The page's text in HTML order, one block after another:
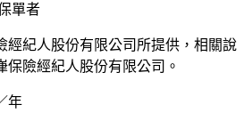
單者
經紀人股份有限公司所提供，相關說
保險經紀人股份有限公司。
年